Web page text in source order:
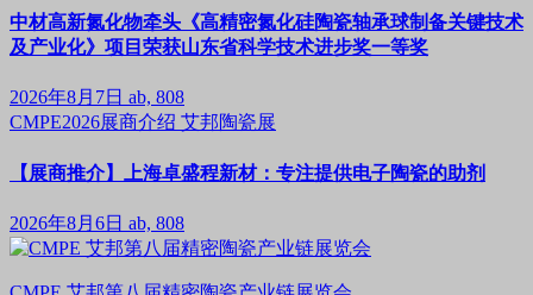
中材高新氮化物牵头《高精密氮化硅陶瓷轴承球制备关键技术
及产业化》项目荣获山东省科学技术进步奖一等奖
2026年8月7日 ab, 808
CMPE2026展商介绍 艾邦陶瓷展
【展商推介】上海卓盛程新材：专注提供电子陶瓷的助剂
2026年8月6日 ab, 808